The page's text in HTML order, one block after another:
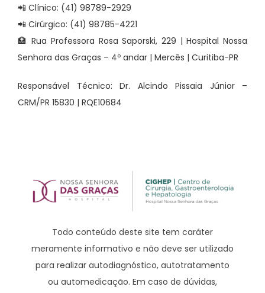
📲 Clínico: (41) 98789-2929
📲 Cirúrgico: (41) 98785-4221
🏥 Rua Professora Rosa Saporski, 229 | Hospital Nossa
Senhora das Graças – 4º andar | Mercês | Curitiba-PR
Responsável Técnico: Dr. Alcindo Pissaia Júnior –
CRM/PR 15830 | RQE10684
Todo conteúdo deste site tem caráter
meramente informativo e não deve ser utilizado
para realizar autodiagnóstico, autotratamento
ou automedicação. Em caso de dúvidas,